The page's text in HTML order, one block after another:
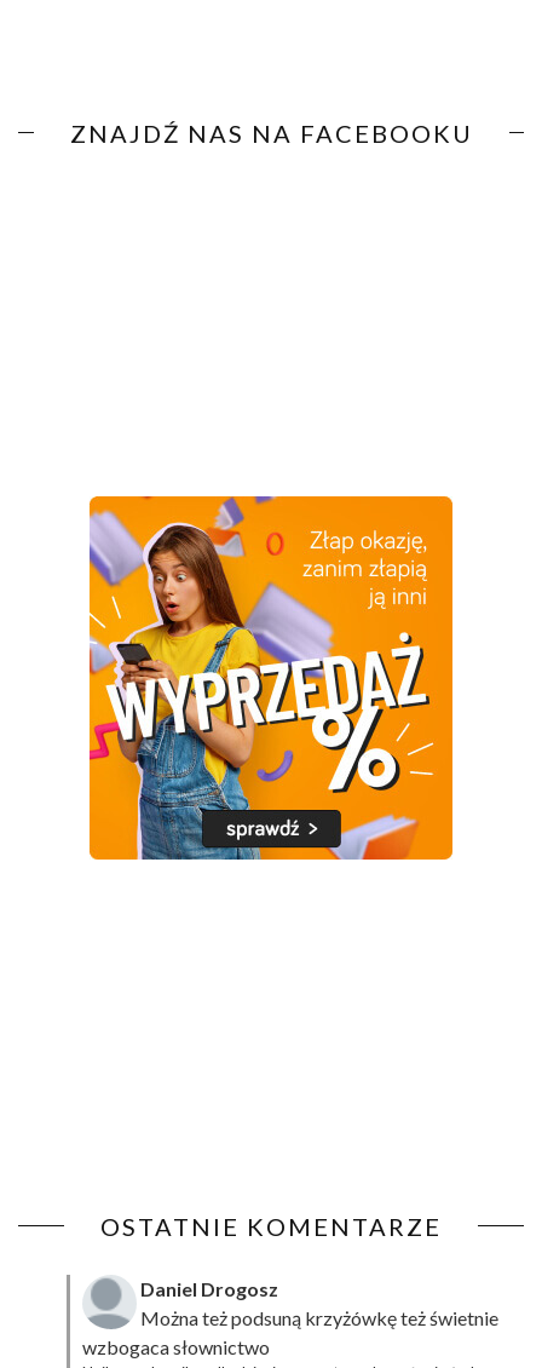
ZNAJDŹ NAS NA FACEBOOKU
OSTATNIE KOMENTARZE
Daniel Drogosz
Można też podsuną krzyżówkęteż świetnie
wzbogaca słownictwo